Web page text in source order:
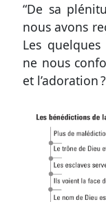
“De sa
nous avons
Les quelques
ne nous
et l’adoration ?